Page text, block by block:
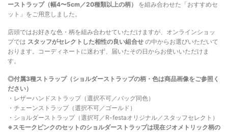
ーストラップ（幅4〜5cm／20種類以上の柄）
を組み合わせた「おすすめセ
ット」をご用意しました。
店頭ではお好きな色・柄を組み合わせていただけますが、オンラインショッ
プでは スタッフがセレクトした相性の良い組合せ の中からお選びいただいて
おります。コーディネートに迷わず、届いたその日からお使いいただけま
す。
◎付属3種ストラップ（ショルダーストラップの柄・色は商品画像をご参照く
ださい）
・レザーハンドストラップ（選択不可／バッグ同色）
・チェーンストラップ（選択不可／ゴールド）
・ショルダーストラップ（選択可／R-festaオリジナル／スタッフセレクト）
※スモークピンクのセットのショルダーストラップは現在ジオメトリック柄の